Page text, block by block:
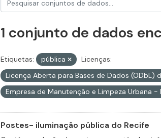
1 conjunto de dados
Etiquetas: pública
Licenças:
Licença Aberta para Bases de Dados (ODbL)
Empresa de Manutenção e Limpeza Urbana -
Postes- iluminação pública do Recife